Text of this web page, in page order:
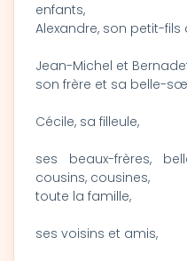
enfants,
Alexandre, son petit-
Jean-Michel et
son frère et sa belle-
Cécile, sa filleule,
ses beaux-frères,
cousins, cousines,
toute la famille,
ses voisins et amis,